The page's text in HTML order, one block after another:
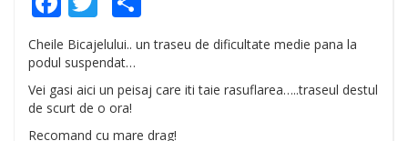
Cheile Bicajelului.. un traseu de dificultate medie pana la
podul suspendat…
Vei gasi aici un peisaj care iti taie rasuflarea…..traseul destul
de scurt de o ora!
Recomand cu mare drag!